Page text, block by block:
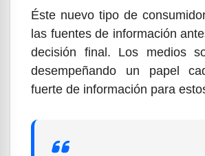
Éste nuevo tipo de
las fuentes de información
decisión final. Los medios
desempeñando un papel
fuerte de información para